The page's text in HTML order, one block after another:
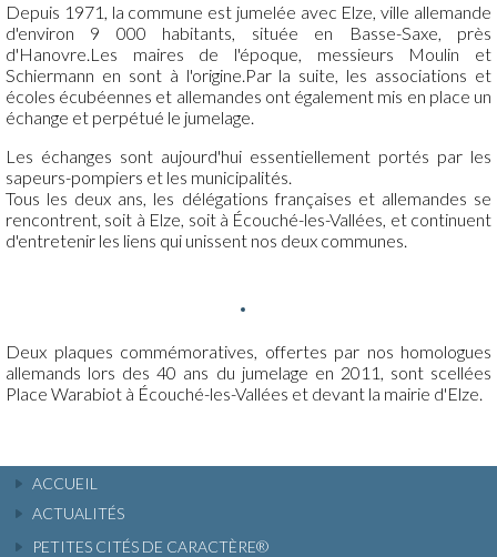
Depuis 1971, la commune est jumelée avec Elze, ville allemande
d'environ 9 000 habitants, située en Basse-Saxe, près
d'Hanovre.Les maires de l'époque, messieurs Moulin et
Schiermann en sont à l'origine.Par la suite, les associations et
écoles écubéennes et allemandes ont également mis en place un
échange et perpétué le jumelage.
Les échanges sont aujourd'hui essentiellement portés par les
sapeurs-pompiers et les municipalités.
Tous les deux ans, les délégations françaises et allemandes se
rencontrent, soit à Elze, soit à Écouché-les-Vallées, et continuent
d'entretenir les liens qui unissent nos deux communes.
Deux plaques commémoratives, offertes par nos homologues
allemands lors des 40 ans du jumelage en 2011, sont scellées
Place Warabiot à Écouché-les-Vallées et devant la mairie d'Elze.
ACCUEIL
ACTUALITÉS
PETITES CITÉS DE CARACTÈRE®